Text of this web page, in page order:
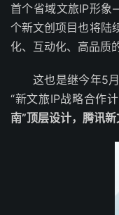
首个省域文旅IP形
个新文创项目也将陆
化、互动化、高品质
这也是继今年5
“新文旅IP战略合作
南”顶层设计，腾讯